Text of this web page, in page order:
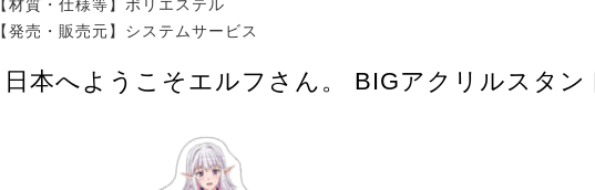
【材質・仕様等】ポリエステル
【発売・販売元】システムサービス
日本へようこそエルフさん。 BIGアクリルスタン